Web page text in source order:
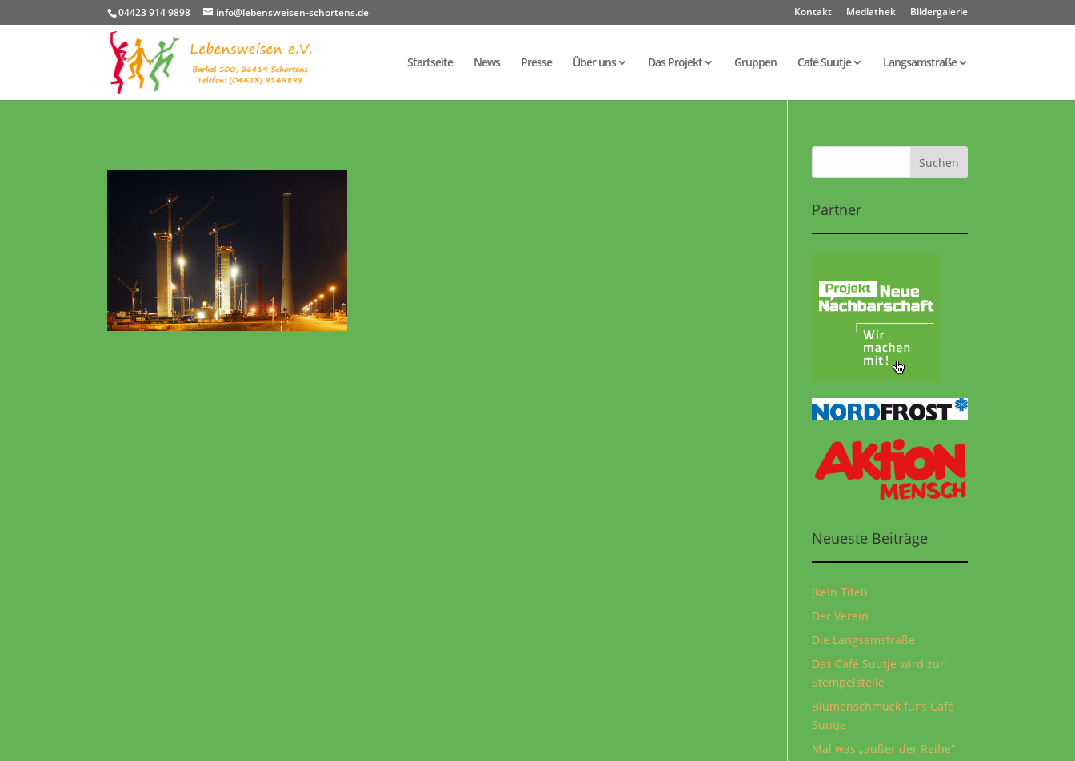
04423 914 9898 info@lebensweisen-schortens.de Kontakt Mediathek Bildergalerie
Startseite News Presse Über uns Das Projekt Gruppen Café Suutje Langsamstraße
Partner
Neueste Beiträge
(kein Titel)
Der Verein
Die Langsamstraße
Das Café Suutje wird zur
Stempelstelle
Blumenschmuck für‘s Café
Suutje
Mal was „außer der Reihe“